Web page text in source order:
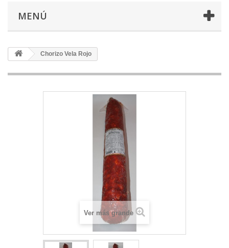
MENÚ
Chorizo Vela Rojo
Ver más grande